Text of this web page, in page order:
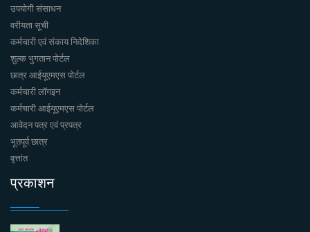
उपयोगी संसाधन
वरीयता सूची
कर्मचारी एवं संकाय निदेशिका
शुल्क भुगतान पोर्टल
छात्र आईयूएमएस पोर्टल
कर्मचारी लॉगइन
कर्मचारी आईयूएमएस पोर्टल
आवेदन पत्र एवं प्रपत्र
भूतपूर्व छात्र
वृत्तांत
प्रकाशन